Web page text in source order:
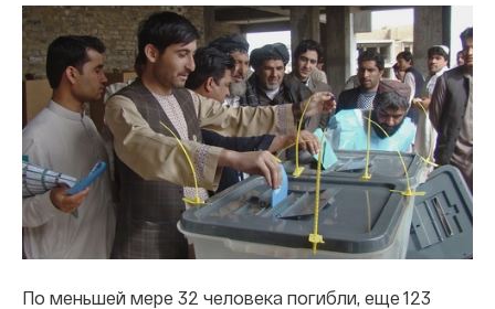
По меньшей мере 32 человека погибли, еще 123